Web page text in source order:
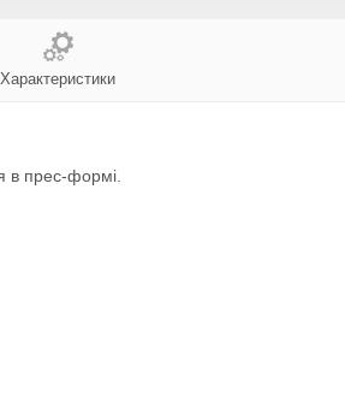
Характеристики
в прес-формі.